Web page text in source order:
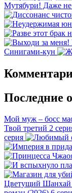
Мутябури! Даже не
Синигами-кун
Последние
Мой муж – босс
Твой третий 2
серия
Цветущий Шанхай